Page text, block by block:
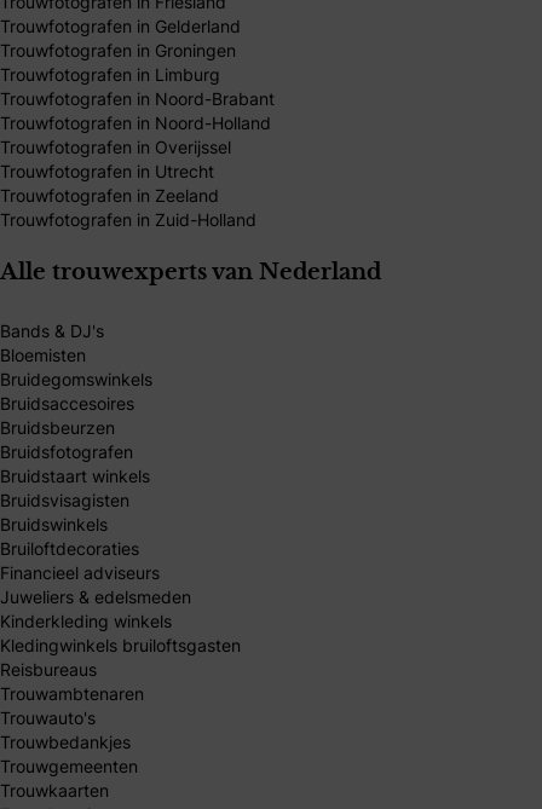
Trouwfotografen in Gelderland
Trouwfotografen in Groningen
Trouwfotografen in Limburg
Trouwfotografen in Noord-Brabant
Trouwfotografen in Noord-Holland
Trouwfotografen in Overijssel
Trouwfotografen in Utrecht
Trouwfotografen in Zeeland
Trouwfotografen in Zuid-Holland
Alle trouwexperts van Nederland
Bands & DJ's
Bloemisten
Bruidegomswinkels
Bruidsaccesoires
Bruidsbeurzen
Bruidsfotografen
Bruidstaart winkels
Bruidsvisagisten
Bruidswinkels
Bruiloftdecoraties
Financieel adviseurs
Juweliers & edelsmeden
Kinderkleding winkels
Kledingwinkels bruiloftsgasten
Reisbureaus
Trouwambtenaren
Trouwauto's
Trouwbedankjes
Trouwgemeenten
Trouwkaarten